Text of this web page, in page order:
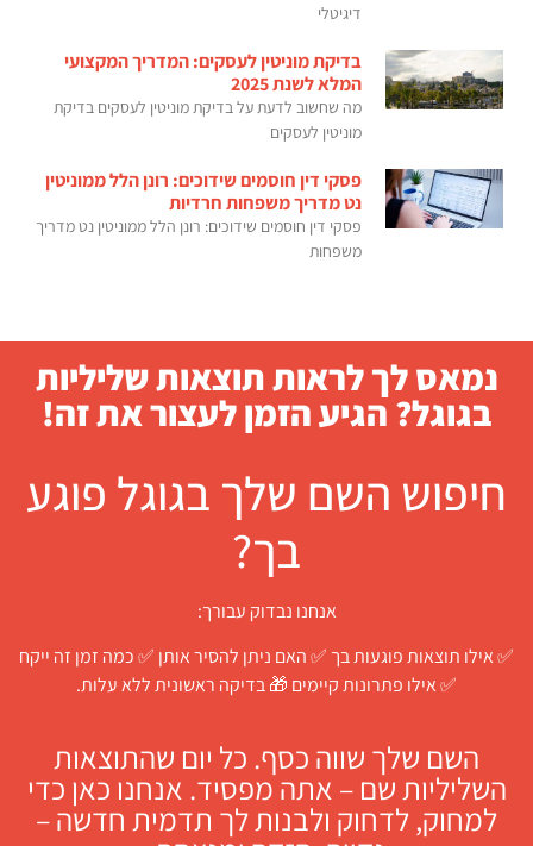
דיגיטלי
בדיקת מוניטין לעסקים: המדריך המקצועי
המלא לשנת 2025
מה שחשוב לדעת על בדיקת מוניטין לעסקים בדיקת
מוניטין לעסקים
פסקי דין חוסמים שידוכים: רונן הלל ממוניטין
נט מדריך משפחות חרדיות
פסקי דין חוסמים שידוכים: רונן הלל ממוניטין נט מדריך
משפחות
נמאס לך לראות תוצאות שליליות
בגוגל? הגיע הזמן לעצור את זה!
חיפוש השם שלך בגוגל פוגע
בך?
אנחנו נבדוק עבורך:
✅ אילו תוצאות פוגעות בך ✅ האם ניתן להסיר אותן ✅ כמה זמן זה ייקח
✅ אילו פתרונות קיימים 🎁 בדיקה ראשונית ללא עלות.
השם שלך שווה כסף. כל יום שהתוצאות
השליליות שם – אתה מפסיד. אנחנו כאן כדי
למחוק, לדחוק ולבנות לך תדמית חדשה –